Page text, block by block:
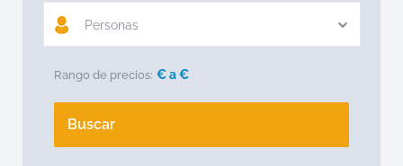
Personas
Rango de precios: € a€
Buscar